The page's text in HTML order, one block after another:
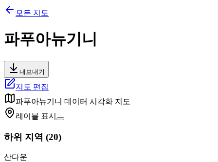
모든 지도
파푸아뉴기니
내보내기
지도 편집
파푸아뉴기니 데이터 시각화 지도
레이블 표시
하위 지역 (20)
산다운